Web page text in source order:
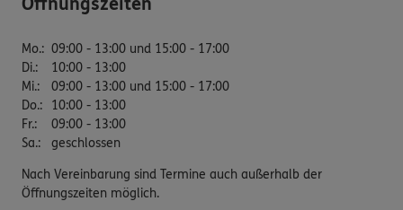
Mo.: 09:00 - 13:00 und 15:00 - 17:00
Di.:
10:00 - 13:00
Mi.:
09:00 - 13:00 und 15:00 - 17:00
Do.:
10:00 - 13:00
Fr.:
09:00 - 13:00
Sa.: geschlossen
Nach Vereinbarung sind Termine auch außerhalb der
Öffnungszeiten möglich.